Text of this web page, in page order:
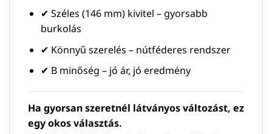
✔ Széles (146 mm) kivitel – gyorsabb
burkolás
✔ Könnyű szerelés – nútféderes rendszer
✔ B minőség – jó ár, jó eredmény
Ha gyorsan szeretnél látványos változást, ez
egy okos választás.